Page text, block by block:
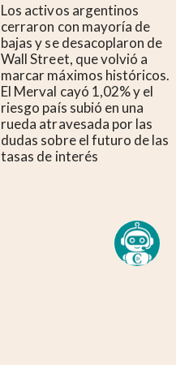
Los activos argentinos
cerraron con mayoría de
bajas y se desacoplaron de
Wall Street, que volvió a
marcar máximos históricos.
El Merval cayó 1,02% y el
riesgo país subió en una
rueda atravesada por las
dudas sobre el futuro de las
tasas de interés